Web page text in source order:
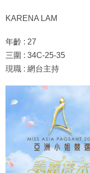
KARENA LAM
年齡 : 27
三圍 : 34C-25-35
現職 : 網台主持